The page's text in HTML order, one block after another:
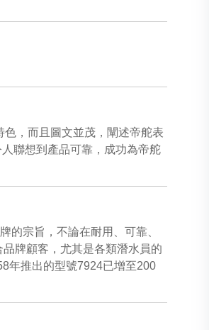
，而且圖文並茂，闡述帝舵表
聯想到產品可靠，成功為帝舵
的宗旨，不論在耐用、可靠、
牌顧客，尤其是各類潛水員的
年推出的型號7924已增至200